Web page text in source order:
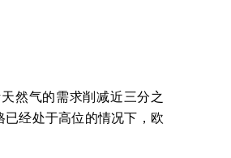
然气的需求削减近三分之
经处于高位的情况下，欧